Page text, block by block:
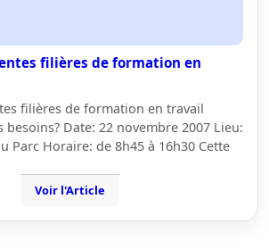
filières de formation en
filières de formation en travail
Date: 22 novembre 2007 Lieu:
Parc Horaire: de 8h45 à 16h30 Cette
Voir l'Article